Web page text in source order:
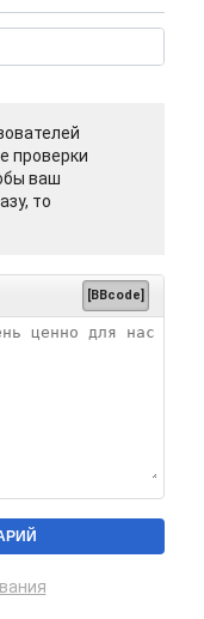
проверки
ваш
то
[BBcode]